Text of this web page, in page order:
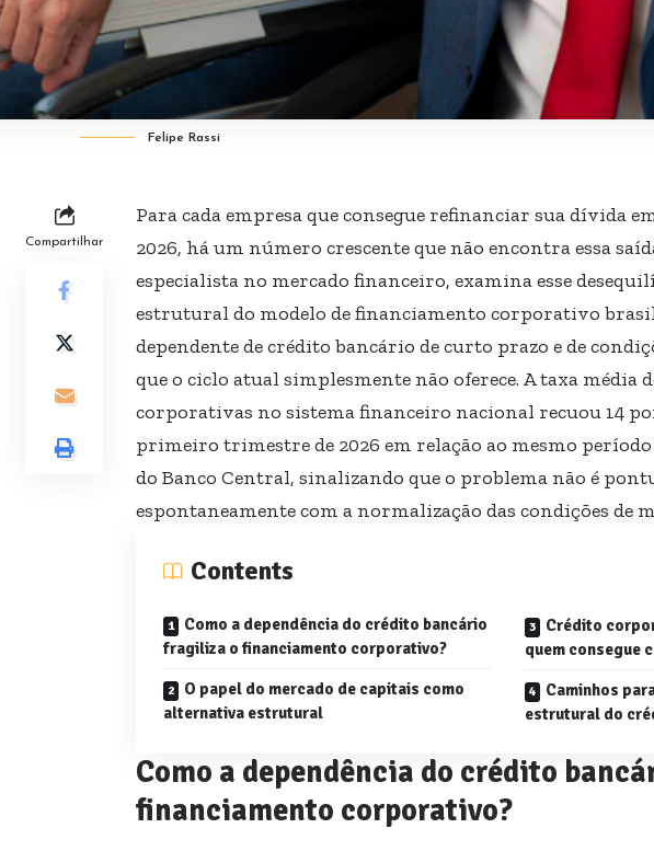
Felipe Rassi
Compartilhar
Para cada empresa que consegue refinanciar sua dívida
2026, há um número crescente que não encontra essa
especialista no mercado financeiro, examina esse
estrutural do modelo de financiamento corporativo
dependente de crédito bancário de curto prazo e de
que o ciclo atual simplesmente não oferece. A taxa média
corporativas no sistema financeiro nacional recuou 14
primeiro trimestre de 2026 em relação ao mesmo período
do Banco Central, sinalizando que o problema não é
espontaneamente com a normalização das condições de
Contents
Como a dependência do crédito bancário
fragiliza o financiamento corporativo?
O papel do mercado de capitais como
alternativa estrutural
Crédito
quem consegue
Caminhos
estrutural do
Como a dependência do crédito
financiamento corporativo?